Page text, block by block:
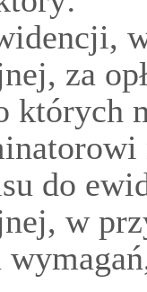
za
których
do
w